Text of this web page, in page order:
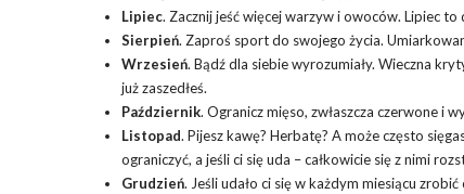
Lipiec. Zacznij jeść więcej warzyw i owoców. Lipiec
Sierpień. Zaproś sport do swojego życia.
Wrzesień. Bądź dla siebie wyrozumiały. Wieczna
już zaszedłeś.
Październik. Ogranicz mięso, zwłaszcza czerwone i
Listopad. Pijesz kawę? Herbatę? A może często
ograniczyć, a jeśli ci się uda – całkowicie się z nimi
Grudzień. Jeśli udało ci się w każdym miesiącu